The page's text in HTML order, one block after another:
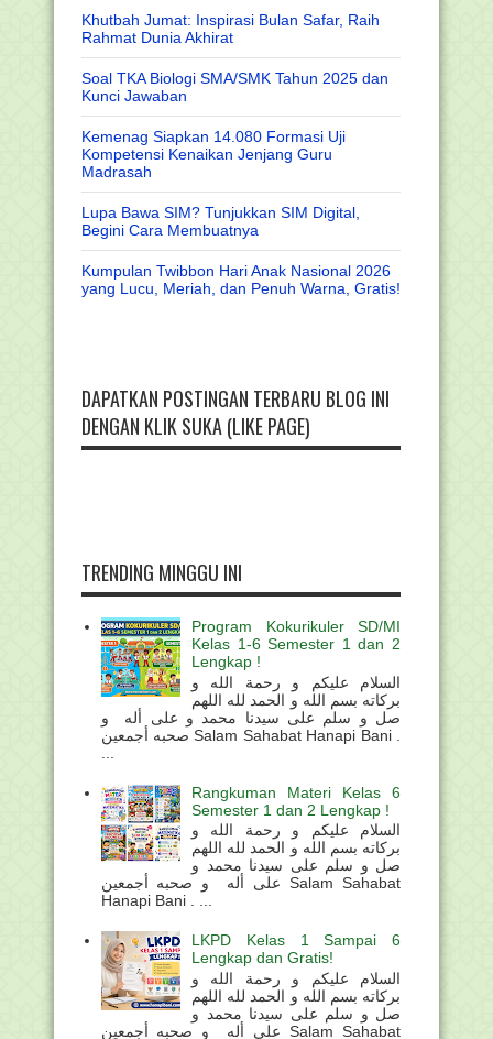
Khutbah Jumat: Inspirasi Bulan Safar, Raih
Rahmat Dunia Akhirat
Soal TKA Biologi SMA/SMK Tahun 2025 dan
Kunci Jawaban
Kemenag Siapkan 14.080 Formasi Uji
Kompetensi Kenaikan Jenjang Guru
Madrasah
Lupa Bawa SIM? Tunjukkan SIM Digital,
Begini Cara Membuatnya
Kumpulan Twibbon Hari Anak Nasional 2026
yang Lucu, Meriah, dan Penuh Warna, Gratis!
DAPATKAN POSTINGAN TERBARU BLOG INI
DENGAN KLIK SUKA (LIKE PAGE)
TRENDING MINGGU INI
Program Kokurikuler SD/MI
Kelas 1-6 Semester 1 dan 2
Lengkap !
السلام عليكم و رحمة الله و
بركاته بسم الله و الحمد لله اللهم
صل و سلم على سيدنا محمد و على أله و
صحبه أجمعين Salam Sahabat Hanapi Bani .
Rangkuman Materi Kelas 6
Semester 1 dan 2 Lengkap !
السلام عليكم و رحمة الله و
بركاته بسم الله و الحمد لله اللهم
صل و سلم على سيدنا محمد و
على أله و صحبه أجمعين Salam Sahabat
Hanapi Bani . ...
LKPD Kelas 1 Sampai 6
Lengkap dan Gratis!
السلام عليكم و رحمة الله و
بركاته بسم الله و الحمد لله اللهم
صل و سلم على سيدنا محمد و
على أله و صحبه أجمعين Salam Sahabat